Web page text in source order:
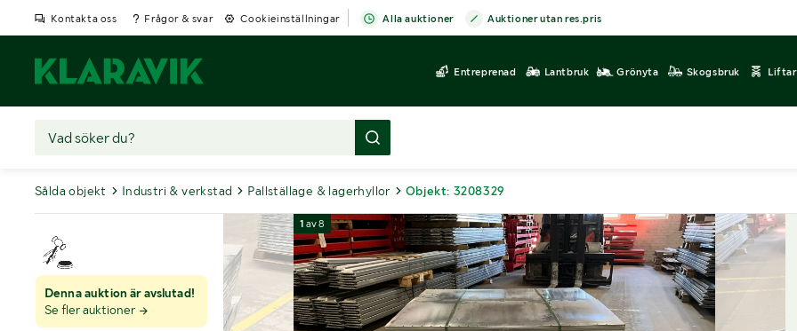
Kontakta oss Frågor & svar Cookieinställningar Alla auktioner Auktioner utan res.pris
Entreprenad Lantbruk Grönyta Skogsbruk Liftar
Sålda objekt Industri & verkstad Pallställage & lagerhyllor Objekt: 3208329
Denna auktion är avslutad!
Se fler auktioner
1 av8